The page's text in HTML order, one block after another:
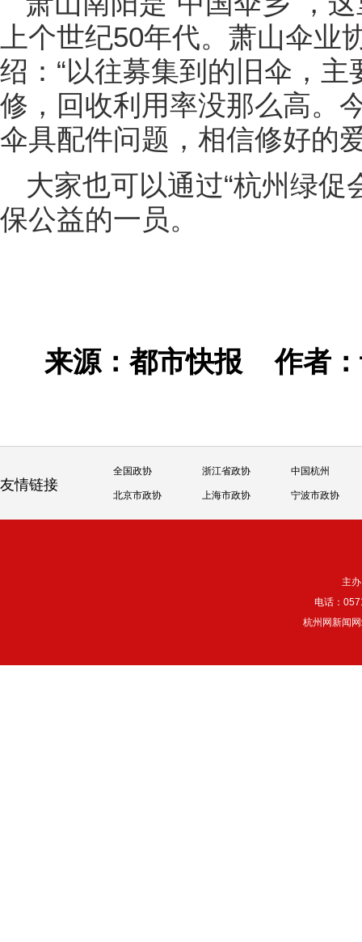
上个世纪50年代。萧山伞业
绍：“以往募集到的旧伞，
修，回收利用率没那么高。
伞具配件问题，相信修好的
大家也可以通过“杭州绿促
保公益的一员。
来源：都市快报作者
友情链接
全国政协 浙江省政协 中国杭州
北京市政协 上海市政协 宁波市政协
主
电话：
杭州网新闻